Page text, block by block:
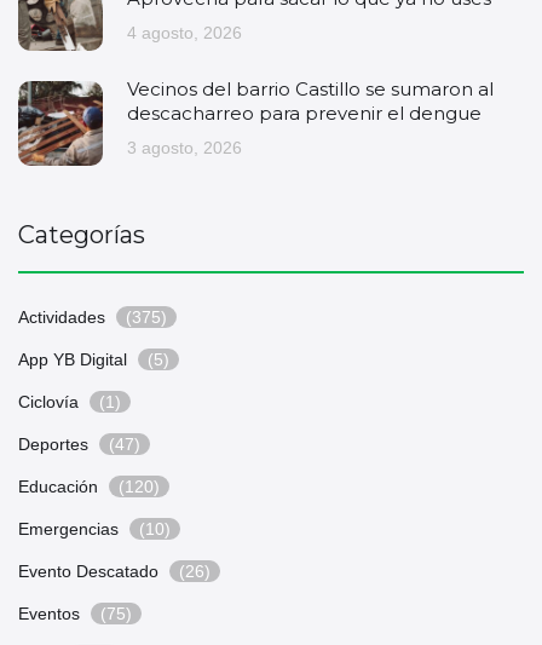
4 agosto, 2026
Vecinos del barrio Castillo se sumaron al
descacharreo para prevenir el dengue
3 agosto, 2026
Categorías
Actividades (375)
App YB Digital (5)
Ciclovía (1)
Deportes (47)
Educación (120)
Emergencias (10)
Evento Descatado (26)
Eventos (75)